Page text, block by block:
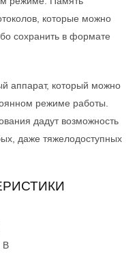
которые можно
сохранить в формате
аппарат, который можно
режиме работы.
дадут возможность
даже тяжелодоступных
В